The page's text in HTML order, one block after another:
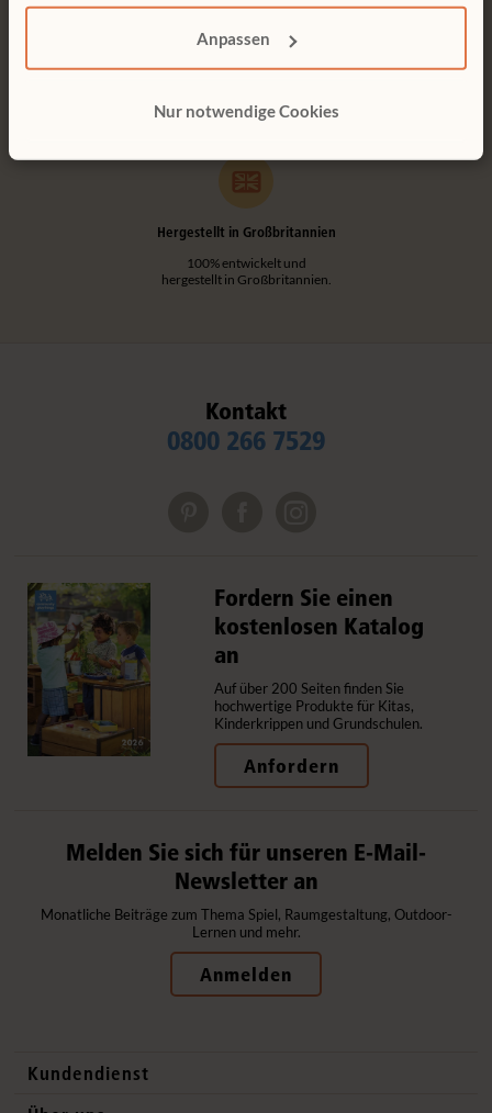
Anpassen
Nur notwendige Cookies
wenn es um unsere Produkte
anzurufen.
Produkte, die dafür konstruiert
sind, ein Leben lang bespielt zu
Hergestellt in Großbritannien
100% entwickelt und
hergestellt in Großbritannien.
Kontakt
0800 266 7529
Fordern Sie einen
kostenlosen Katalog
an
Auf über 200 Seiten finden Sie
hochwertige Produkte für Kitas,
Kinderkrippen und Grundschulen.
Anfordern
Melden Sie sich für unseren E-Mail-
Newsletter an
Monatliche Beiträge zum Thema Spiel, Raumgestaltung, Outdoor-
Lernen und mehr.
Anmelden
Kundendienst